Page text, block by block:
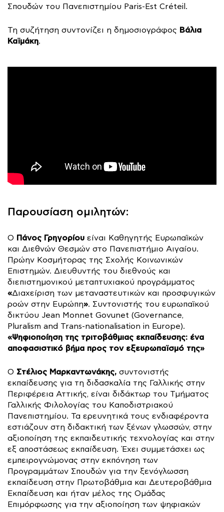
Σπουδών του Πανεπιστημίου Paris-Est Créteil.
Τη συζήτηση συντονίζει η δημοσιογράφος Βάλια
Καϊμάκη.
Παρουσίαση ομιλητών:
Ο Πάνος Γρηγορίου είναι Καθηγητής Ευρωπαϊκών
και Διεθνών Θεσμών στο Πανεπιστήμιο Αιγαίου.
Πρώην Κοσμήτορας της Σχολής Κοινωνικών
Επιστημών. Διευθυντής του διεθνούς και
διεπιστημονικού μεταπτυχιακού προγράμματος
«Διαχείριση των μεταναστευτικών και προσφυγικών
ροών στην Ευρώπη». Συντονιστής του ευρωπαϊκού
δικτύου Jean Monnet Govunet (Governance,
Pluralism and Trans-nationalisation in Europe).
«Ψηφιοποίηση της τριτοβάθμιας εκπαίδευσης: ένα
αποφασιστικό βήμα προς τον εξευρωπαϊσμό της»
Ο Στέλιος Μαρκαντωνάκης, συντονιστής
εκπαίδευσης για τη διδασκαλία της Γαλλικής στην
Περιφέρεια Αττικής, είναι διδάκτωρ του Τμήματος
Γαλλικής Φιλολογίας του Καποδιστριακού
Πανεπιστημίου. Τα ερευνητικά τους ενδιαφέροντα
εστιάζουν στη διδακτική των ξένων γλωσσών, στην
αξιοποίηση της εκπαιδευτικής τεχνολογίας και στην
εξ αποστάσεως εκπαίδευση. Έχει συμμετάσχει ως
εμπειρογνώμονας στην εκπόνηση των
Προγραμμάτων Σπουδών για την ξενόγλωσση
εκπαίδευση στην Πρωτοβάθμια και Δευτεροβάθμια
Εκπαίδευση και ήταν μέλος της Ομάδας
Επιμόρφωσης για την αξιοποίηση των ψηφιακών